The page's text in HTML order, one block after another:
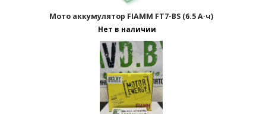
Мото аккумулятор FIAMM FT7-BS (6.5 А·ч)
Нет в наличии